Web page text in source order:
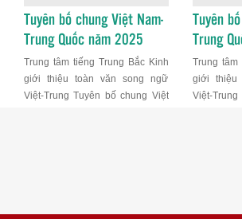
Tuyên bố chung Việt Nam-
Trung Quốc năm 2025
Trung tâm tiếng Trung Bắc Kinh
giới thiệu toàn văn song ngữ
Việt-Trung Tuyên bố chung Việt
Tuyên
Trung
Trung tâm
giới thiệu
Việt-